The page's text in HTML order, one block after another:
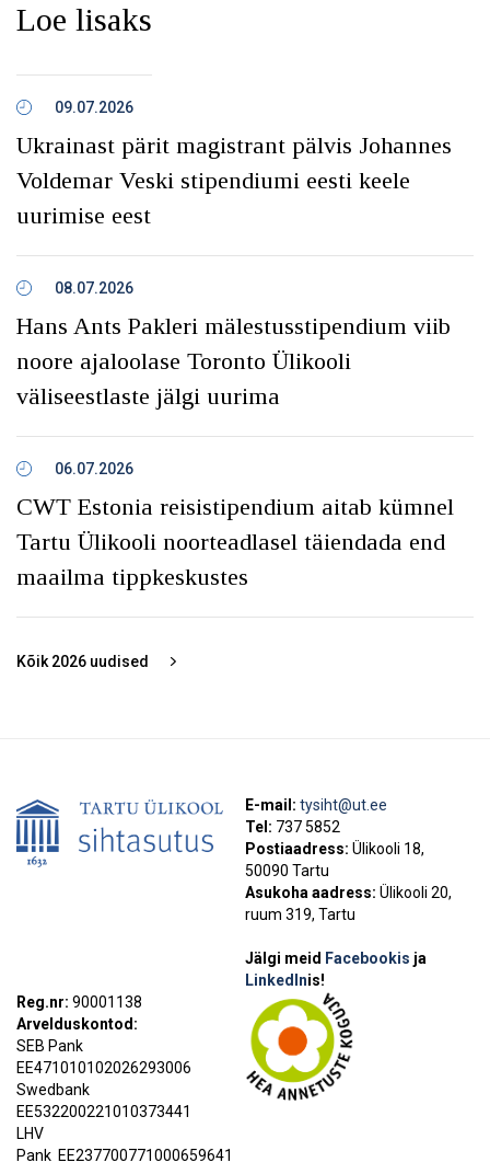
Loe lisaks
09.07.2026
Ukrainast pärit magistrant pälvis Johannes
Voldemar Veski stipendiumi eesti keele
uurimise eest
08.07.2026
Hans Ants Pakleri mälestusstipendium viib
noore ajaloolase Toronto Ülikooli
väliseestlaste jälgi uurima
06.07.2026
CWT Estonia reisistipendium aitab kümnel
Tartu Ülikooli noorteadlasel täiendada end
maailma tippkeskustes
Kõik 2026 uudised
E-mail: tysiht@ut.ee
Tel: 737 5852
Postiaadress: Ülikooli 18,
50090 Tartu
Asukoha aadress: Ülikooli 20,
ruum 319, Tartu
Jälgi meid Facebookis ja
LinkedInis!
Reg.nr: 90001138
Arvelduskontod:
SEB Pank
EE471010102026293006
Swedbank
EE532200221010373441
LHV
Pank EE237700771000659641